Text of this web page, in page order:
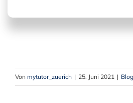
Von mytutor_zuerich | 25. Juni 2021 | Blog